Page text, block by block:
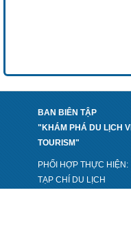
BAN BIÊN TẬP
"KHÁM PHÁ DU LỊCH
TOURISM"
PHỐI HỢP THỰC HIỆN:
TẠP CHÍ DU LỊCH